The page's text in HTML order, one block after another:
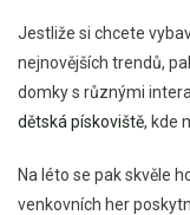
Jestliže si chcete
nejnovějších trendů,
domky s různými
dětská pískoviště, kde
Na léto se pak skvěle
venkovních her